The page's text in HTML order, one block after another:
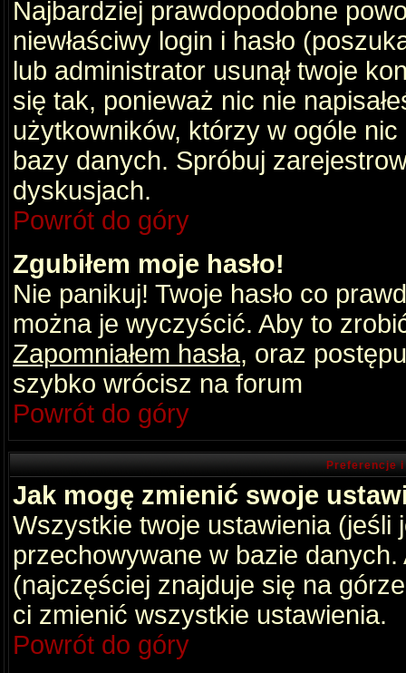
Najbardziej prawdopodobne
niewłaściwy login i hasło
lub administrator usunął twoje
się tak, ponieważ nic nie
użytkowników, którzy w ogóle
bazy danych. Spróbuj
dyskusjach.
Powrót do góry
Zgubiłem moje hasło!
Nie panikuj! Twoje hasło co
można je wyczyścić. Aby to
Zapomniałem hasła, oraz
szybko wrócisz na forum
Powrót do góry
Preferencje
Jak mogę zmienić swoje
Wszystkie twoje ustawienia (jeśli
przechowywane w bazie
(najczęściej znajduje się na
ci zmienić wszystkie ustawienia.
Powrót do góry